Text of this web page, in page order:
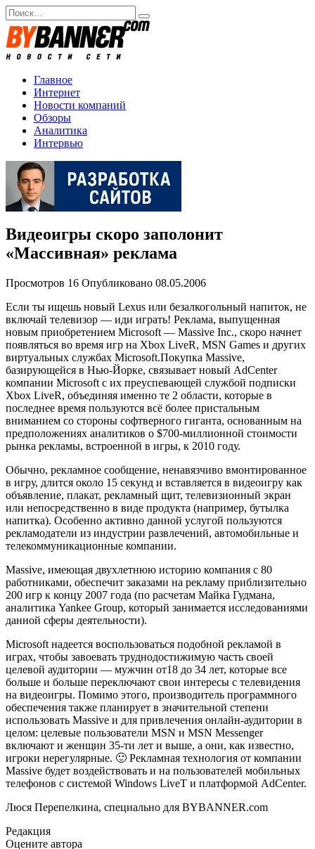
Перейти
к
содержанию
Search
for:
Главное
Интернет
Новости компаний
Обзоры
Аналитика
Интервью
Видеоигры скоро заполонит
«Массивная» реклама
Просмотров 16 Опубликовано 08.05.2006
Если ты ищешь новый Lexus или безалкогольный напиток, не
включай телевизор — иди играть! Реклама, выпущенная
новым приобретением Microsoft — Massive Inc., скоро начнет
появляться во время игр на Xbox LiveR, MSN Games и других
виртуальных службах Microsoft.Покупка Massive,
базирующейся в Нью-Йорке, связывает новый AdCenter
компании Microsoft с их преуспевающей службой подписки
Xbox LiveR, объединяя именно те 2 области, которые в
последнее время пользуются всё более пристальным
вниманием со стороны софтверного гиганта, основанным на
предположениях аналитиков о $700-миллионной стоимости
рынка рекламы, встроенной в игры, к 2010 году.
Обычно, рекламное сообщение, ненавязчиво вмонтированное
в игру, длится около 15 секунд и вставляется в видеоигру как
объявление, плакат, рекламный щит, телевизионный экран
или непосредственно в виде продукта (например, бутылка
напитка). Особенно активно данной услугой пользуются
рекламодатели из индустрии развлечений, автомобильные и
телекоммуникационные компании.
Massive, имеющая двухлетнюю историю компания с 80
работниками, обеспечит заказами на рекламу приблизительно
200 игр к концу 2007 года (по расчетам Майка Гудмана,
аналитика Yankee Group, который занимается исследованиями
данной сферы деятельности).
Microsoft надеется воспользоваться подобной рекламой в
играх, чтобы завоевать труднодостижимую часть своей
целевой аудитории — мужчин от18 до 34 лет, которые все
больше и больше переключают свои интересы с телевидения
на видеоигры. Помимо этого, производитель программного
обеспечения также планирует в значительной степени
использовать Massive и для привлечения онлайн-аудитории в
целом: целевые пользователи MSN и MSN Messenger
включают и женщин 35-ти лет и выше, а они, как известно,
игроки нерегулярные. 🙂 Рекламная технология от компании
Massive будет воздействовать и на пользователей мобильных
телефонов с системой Windows LiveT и платформой AdCenter.
Люся Перепелкина, специально для BYBANNER.com
Редакция
Оцените автора